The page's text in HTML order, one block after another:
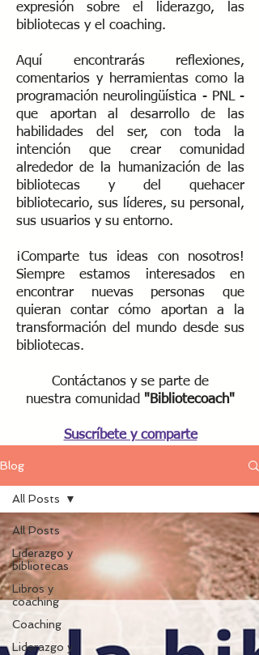
expresión sobre el liderazgo, las
bibliotecas y el coaching.
Aquí encontrarás reflexiones,
comentarios y herramientas como la
programación neurolingüística - PNL -
que aportan al desarrollo de las
habilidades del ser, con toda la
intención que crear comunidad
alrededor de la humanización de las
bibliotecas y del quehacer
bibliotecario, sus líderes, su personal,
sus usuarios y su entorno.
¡Comparte tus ideas con nosotros!
Siempre estamos interesados ​​en
encontrar nuevas personas que
quieran contar cómo aportan a la
transformación del mundo desde sus
bibliotecas.
Contáctanos y se parte de
nuestra comunidad "Bibliotecoach"​
Suscríbete y comparte
Blog
All Posts
Liderazgo y
bibliotecas
Libros y
coaching
Coaching
Liderazgo y
All Posts